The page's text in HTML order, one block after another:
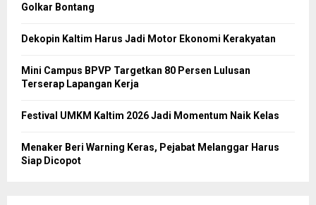
Golkar Bontang
Dekopin Kaltim Harus Jadi Motor Ekonomi Kerakyatan
Mini Campus BPVP Targetkan 80 Persen Lulusan
Terserap Lapangan Kerja
Festival UMKM Kaltim 2026 Jadi Momentum Naik Kelas
Menaker Beri Warning Keras, Pejabat Melanggar Harus
Siap Dicopot